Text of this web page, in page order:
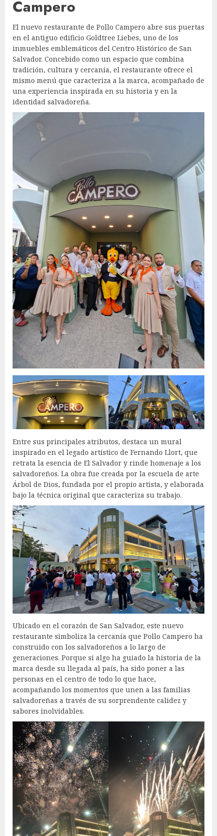
Campero
El nuevo restaurante de Pollo Campero abre sus puertas
en el antiguo edificio Goldtree Liebes, uno de los
inmuebles emblemáticos del Centro Histórico de San
Salvador. Concebido como un espacio que combina
tradición, cultura y cercanía, el restaurante ofrece el
mismo menú que caracteriza a la marca, acompañado de
una experiencia inspirada en su historia y en la
identidad salvadoreña.
Entre sus principales atributos, destaca un mural
inspirado en el legado artístico de Fernando Llort, que
retrata la esencia de El Salvador y rinde homenaje a los
salvadoreños. La obra fue creada por la escuela de arte
Árbol de Dios, fundada por el propio artista, y elaborada
bajo la técnica original que caracteriza su trabajo.
Ubicado en el corazón de San Salvador, este nuevo
restaurante simboliza la cercanía que Pollo Campero ha
construido con los salvadoreños a lo largo de
generaciones. Porque si algo ha guiado la historia de la
marca desde su llegada al país, ha sido poner a las
personas en el centro de todo lo que hace,
acompañando los momentos que unen a las familias
salvadoreñas a través de su sorprendente calidez y
sabores inolvidables.